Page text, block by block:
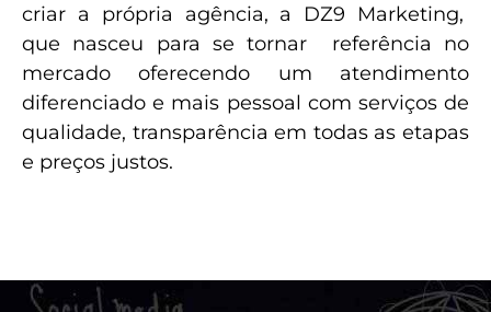
criar a própria agência, a DZ9 Marketing,
que nasceu para se tornar referência no
mercado oferecendo um atendimento
diferenciado e mais pessoal com serviços de
qualidade, transparência em todas as etapas
e preços justos.